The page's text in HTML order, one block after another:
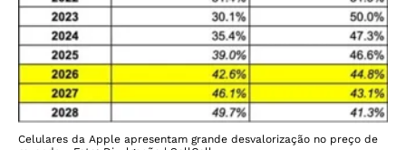
Celulares da Apple apresentam grande desvalorização no preço de